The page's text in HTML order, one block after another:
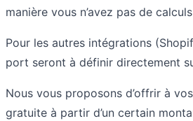
manière vous n’avez pas de
Pour les autres intégrations
port seront à définir directement
Nous vous proposons d’offrir à
gratuite à partir d’un certain